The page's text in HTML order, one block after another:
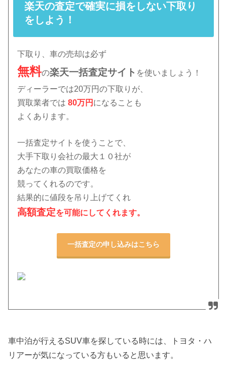
楽天の査定で確実に損をしない下取り
をしよう！
下取り、車の売却は必ず
無料の楽天一括査定サイト を使いましょう！
ディーラーでは20万円の下取りが、
買取業者では80万円 になることも
よくあります。
一括査定サイトを使うことで、
大手下取り会社の最大１０社が
あなたの車の買取価格を
競ってくれるのです。
結果的に値段を吊り上げてくれ
高額査定を可能にしてくれます。
一括査定の申し込みはこちら
車中泊が行えるSUV車を探している時には、トヨタ・ハ
リアーが気になっている方もいると思います。